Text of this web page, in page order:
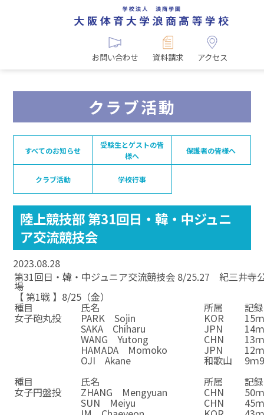
お問い合わせ 資料請求 アクセス
クラブ活動
すべてのお知らせ
受験生とゲストの皆
様へ
保護者の皆様へ
クラブ活動 学校行事
陸上競技部 第31回日・韓・中ジュニ
ア交流競技会
2023.08.28
第31回日・韓・中ジュニア交流競技会 8/25.27 紀三井寺
場
【 第1戦 】8/25（金）
種目 氏名 所属 記録
女子砲丸投 PARK Sojin KOR 15
SAKA Chiharu JPN 14
WANG Yutong CHN 13
HAMADA Momoko JPN 12
OJI Akane 和歌山 9ｍ
種目 氏名 所属 記録
女子円盤投 ZHANG Mengyuan CHN 50
SUN Meiyu CHN 45